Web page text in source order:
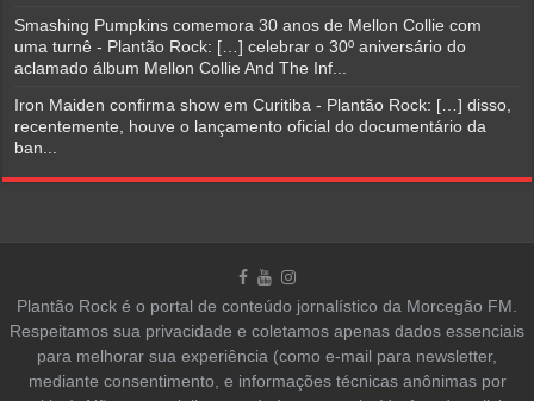
Smashing Pumpkins comemora 30 anos de Mellon Collie com
uma turnê - Plantão Rock: […] celebrar o 30º aniversário do
aclamado álbum Mellon Collie And The Inf...
Iron Maiden confirma show em Curitiba - Plantão Rock: […] disso,
recentemente, houve o lançamento oficial do documentário da
ban...
Plantão Rock é o portal de conteúdo jornalístico da Morcegão FM.
Respeitamos sua privacidade e coletamos apenas dados essenciais
para melhorar sua experiência (como e-mail para newsletter,
mediante consentimento, e informações técnicas anônimas por